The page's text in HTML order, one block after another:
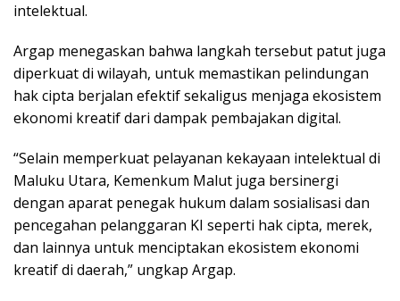
intelektual.
Argap menegaskan bahwa langkah tersebut patut juga
diperkuat di wilayah, untuk memastikan pelindungan
hak cipta berjalan efektif sekaligus menjaga ekosistem
ekonomi kreatif dari dampak pembajakan digital.
“Selain memperkuat pelayanan kekayaan intelektual di
Maluku Utara, Kemenkum Malut juga bersinergi
dengan aparat penegak hukum dalam sosialisasi dan
pencegahan pelanggaran KI seperti hak cipta, merek,
dan lainnya untuk menciptakan ekosistem ekonomi
kreatif di daerah,” ungkap Argap.